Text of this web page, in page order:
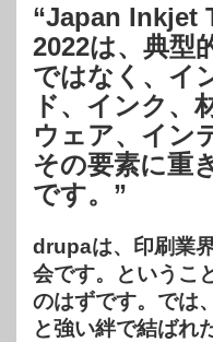
“Japan Inkjet
2022は、典型
ではなく、イ
ド、インク、
ウェア、イン
その要素に重
です。”
drupaは、印刷業
会です。というこ
のはずです。では
と強い絆で結ばれ